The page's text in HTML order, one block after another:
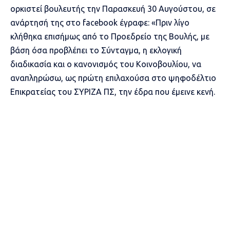
ορκιστεί βουλευτής την Παρασκευή 30 Αυγούστου, σε
ανάρτησή της στο facebook έγραφε: «Πριν λίγο
κλήθηκα επισήμως από το Προεδρείο της Βουλής, με
βάση όσα προβλέπει το Σύνταγμα, η εκλογική
διαδικασία και ο κανονισμός του Κοινοβουλίου, να
αναπληρώσω, ως πρώτη επιλαχούσα στο ψηφοδέλτιο
Επικρατείας του ΣΥΡΙΖΑ ΠΣ, την έδρα που έμεινε κενή.